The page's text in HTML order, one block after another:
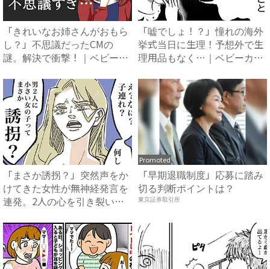
「きれいなお姉さんがおもら
し？」不思議だったCMの
謎。解決で衝撃！｜ベビーカ
「嘘でしょ！？」憧れの海外
挙式当日に生理！予想外で生
理用品もなく…｜ベビーカレ
「まさか誘拐？」突然声をか
けてきた女性が無神経発言を
連発。2人の心を引き裂いた
Promoted
「早期退職制度」応募に踏み
切る判断ポイントは？
東京証券取引所